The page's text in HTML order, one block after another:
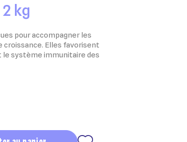
kg
pour accompagner les
croissance. Elles favorisent
système immunitaire des